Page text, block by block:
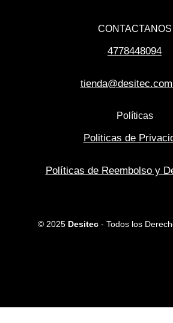
CONTACTANOS
4778448094
Políticas
Politicas de
Políticas de Reembolso y
© 2025 Desitec- Todos los